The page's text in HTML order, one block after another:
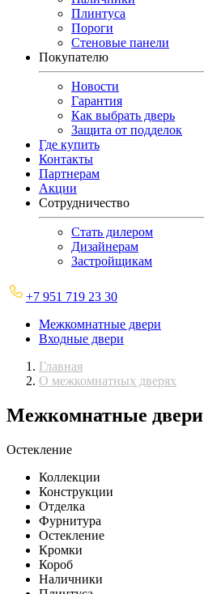
Плинтуса
Пороги
Стеновые панели
Покупателю
Новости
Гарантия
Как выбрать дверь
Защита от подделок
Где купить
Контакты
Партнерам
Акции
Сотрудничество
Стать дилером
Дизайнерам
Застройщикам
+7 951 719 23 30
Межкомнатные двери
Входные двери
Главная
О межкомнатных дверях
Межкомнатные двери
Остекление
Коллекции
Конструкции
Отделка
Фурнитура
Остекление
Кромки
Короб
Наличники